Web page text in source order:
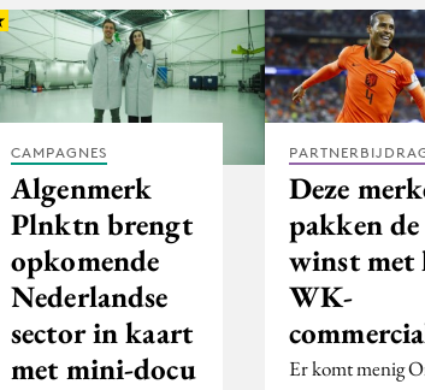
CAMPAGNES
Algenmerk
Plnktn brengt
opkomende
Nederlandse
sector in kaart
met mini-docu
Deze
pakken de
winst met
WK-
Er komt menig